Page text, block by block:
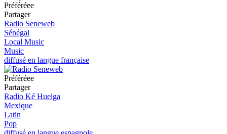
Préféréeе
Partager
Radio Seneweb
Sénégal
Local Music
Music
diffusé en langue française
Préféréeе
Partager
Radio Ké Huelga
Mexique
Latin
Pop